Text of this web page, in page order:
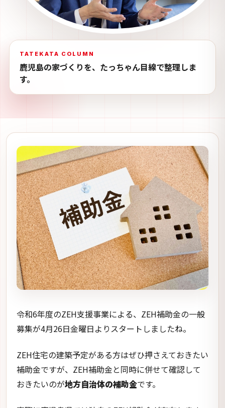
令和6年度のZEH支援事業による、ZEH補助金の一般
募集が4月26日金曜日よりスタートしましたね。
ZEH住宅の建築予定がある方はぜひ押さえておきたい
補助金ですが、ZEH補助金と同時に併せて確認して
おきたいのが地方自治体の補助金です。
実際に鹿児島県では独自のZEH補助金が存在します。
そこで今回のコラムでは、鹿児島県のZEH補助金に
ついて一緒に見ていきましょう。
鹿児島市：太陽光deゼロカーボン
促進事業補助金